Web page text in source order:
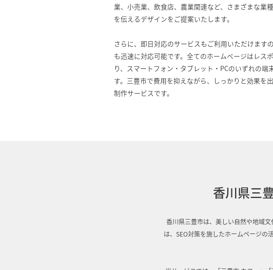
業、小売業、飲食店、農業関連など、さまざまな業
を伝えるデザインをご提案いたします。
さらに、即日対応のサービスもご利用いただけます
も迅速に対応可能です。全てのホームページはレス
り、スマートフォン・タブレット・PCのいずれの端
す。三豊市で費用を抑えながら、しっかりと効果を
制作サービスです。
香川県三
香川県三豊市は、美しい自然や地域
は、SEO対策を施したホームページの